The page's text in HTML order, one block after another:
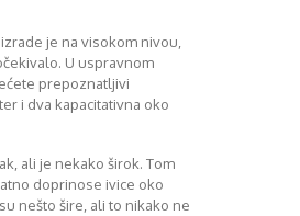
je na visokom nivou,
U uspravnom
prepoznatljivi
i dva kapacitativna oko
ali je nekako širok. Tom
doprinose ivice oko
nešto šire, ali to nikako ne